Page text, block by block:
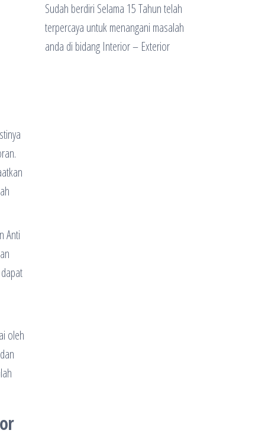
Anti
oleh
Sudah berdiri Selama 15 Tahun telah
terpercaya untuk menangani masalah
anda di bidang Interior – Exterior